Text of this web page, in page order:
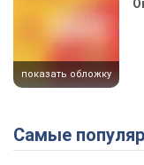
показать обложку
Самые